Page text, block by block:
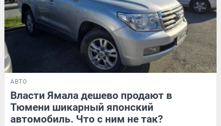
АВТО
Власти Ямала дешево продают в
Тюмени шикарный японский
автомобиль. Что с ним не так?